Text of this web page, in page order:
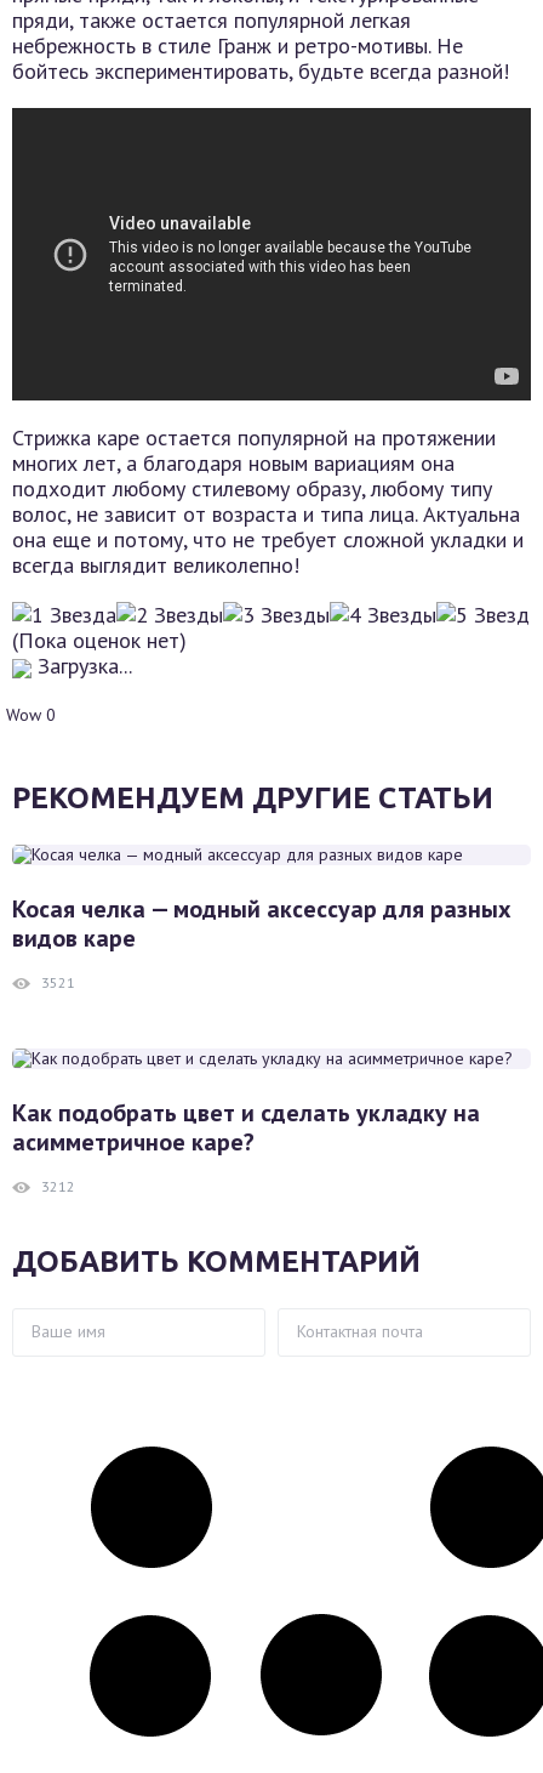
пряди, также остается популярной легкая
небрежность в стиле Гранж и ретро-мотивы. Не
бойтесь экспериментировать, будьте всегда разной!
Стрижка каре остается популярной на протяжении
многих лет, а благодаря новым вариациям она
подходит любому стилевому образу, любому типу
волос, не зависит от возраста и типа лица. Актуальна
она еще и потому, что не требует сложной укладки и
всегда выглядит великолепно!
(Пока оценок нет)
Загрузка...
Wow 0
РЕКОМЕНДУЕМ ДРУГИЕ СТАТЬИ
Косая челка — модный аксессуар для разных
видов каре
3521
Как подобрать цвет и сделать укладку на
асимметричное каре?
3212
ДОБАВИТЬ КОММЕНТАРИЙ